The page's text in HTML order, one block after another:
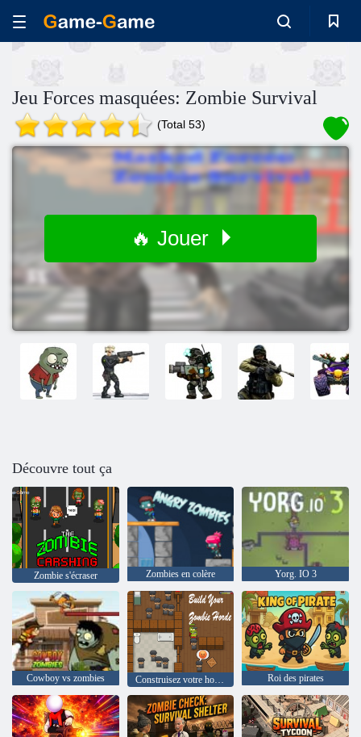
Jeu Forces masquées: Zombie Survival
(Total 53)
🔥 Jouer
Découvre tout ça
Zombie s'écraser Zombies en colère Yorg. IO 3
Cowboy vs zombies Construisez votre horde de zombies Roi des pirates